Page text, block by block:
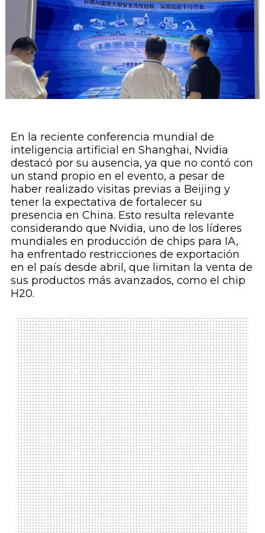
En la reciente conferencia mundial de
inteligencia artificial en Shanghai, Nvidia
destacó por su ausencia, ya que no contó con
un stand propio en el evento, a pesar de
haber realizado visitas previas a Beijing y
tener la expectativa de fortalecer su
presencia en China. Esto resulta relevante
considerando que Nvidia, uno de los líderes
mundiales en producción de chips para IA,
ha enfrentado restricciones de exportación
en el país desde abril, que limitan la venta de
sus productos más avanzados, como el chip
H20.